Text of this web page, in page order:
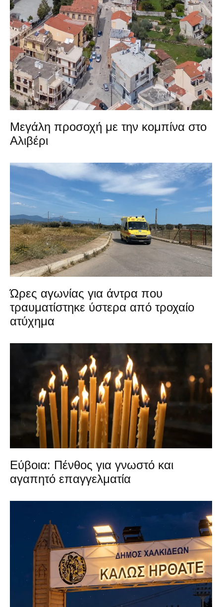
Μεγάλη προσοχή με την κομπίνα στο
Αλιβέρι
Ώρες αγωνίας για άντρα που
τραυματίστηκε ύστερα από τροχαίο
ατύχημα
Εύβοια: Πένθος για γνωστό και
αγαπητό επαγγελματία